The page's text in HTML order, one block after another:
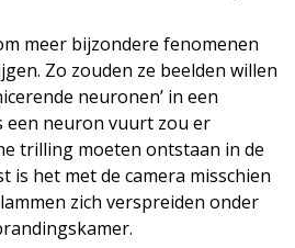
meer bijzondere fenomenen
Zo zouden ze beelden willen
neuronen’ in een
een neuron vuurt zou er
trilling moeten ontstaan in de
is het met de camera misschien
zich verspreiden onder